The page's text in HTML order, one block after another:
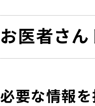
お医者さん
必要な情報